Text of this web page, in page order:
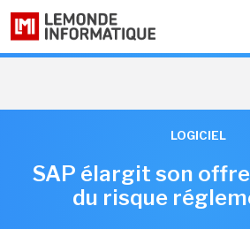
LOGICIEL
SAP élargit son
du risque